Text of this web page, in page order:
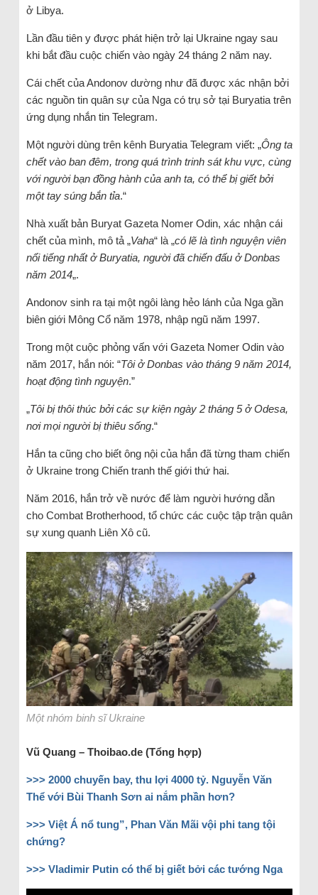
ở Libya.
Lần đầu tiên y được phát hiện trở lại Ukraine ngay sau
khi bắt đầu cuộc chiến vào ngày 24 tháng 2 năm nay.
Cái chết của Andonov dường như đã được xác nhận bởi
các nguồn tin quân sự của Nga có trụ sở tại Buryatia trên
ứng dụng nhắn tin Telegram.
Một người dùng trên kênh Buryatia Telegram viết: „Ông ta
chết vào ban đêm, trong quá trình trinh sát khu vực, cùng
với người bạn đồng hành của anh ta, có thể bị giết bởi
một tay súng bắn tỉa.“
Nhà xuất bản Buryat Gazeta Nomer Odin, xác nhận cái
chết của mình, mô tả „Vaha“ là „có lẽ là tình nguyện viên
nổi tiếng nhất ở Buryatia, người đã chiến đấu ở Donbas
năm 2014„.
Andonov sinh ra tại một ngôi làng hẻo lánh của Nga gần
biên giới Mông Cổ năm 1978, nhập ngũ năm 1997.
Trong một cuộc phỏng vấn với Gazeta Nomer Odin vào
năm 2017, hắn nói: “Tôi ở Donbas vào tháng 9 năm 2014,
hoạt động tình nguyện.”
„Tôi bị thôi thúc bởi các sự kiện ngày 2 tháng 5 ở Odesa,
nơi mọi người bị thiêu sống.“
Hắn ta cũng cho biết ông nội của hắn đã từng tham chiến
ở Ukraine trong Chiến tranh thế giới thứ hai.
Năm 2016, hắn trở về nước để làm người hướng dẫn
cho Combat Brotherhood, tổ chức các cuộc tập trận quân
sự xung quanh Liên Xô cũ.
Một nhóm binh sĩ Ukraine
Vũ Quang – Thoibao.de (Tổng hợp)
>>> 2000 chuyến bay, thu lợi 4000 tỷ. Nguyễn Văn
Thể với Bùi Thanh Sơn ai nắm phần hơn?
>>> Việt Á nổ tung”, Phan Văn Mãi vội phi tang tội
chứng?
>>> Vladimir Putin có thể bị giết bởi các tướng Nga